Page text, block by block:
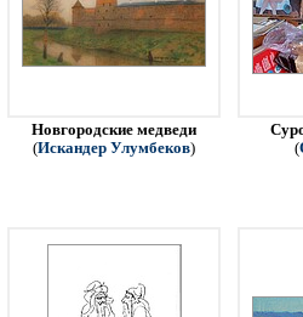
Новгородские медведи
(Искандер Улумбеков)
(